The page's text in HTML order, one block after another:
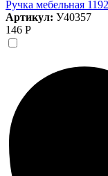
Ручка мебельная
Артикул: У40357
146 Р